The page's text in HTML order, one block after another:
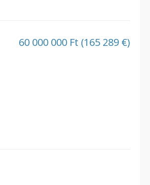
60 000 000 Ft (165 289 €)